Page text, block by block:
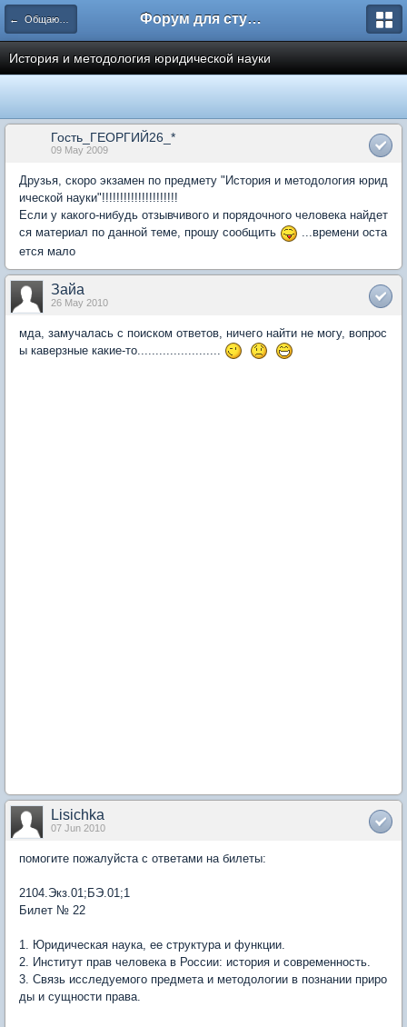
← Общаются юристы Форум для студента СГА
История и методология юридической науки
Гость_ГЕОРГИЙ26_*
09 May 2009
Друзья, скоро экзамен по предмету "История и методология юрид
ической науки"!!!!!!!!!!!!!!!!!!!!!
Если у какого-нибудь отзывчивого и порядочного человека найдет
ся материал по данной теме, прошу сообщить
...времени оста
ется мало
Зайа
26 May 2010
мда, замучалась с поиском ответов, ничего найти не могу, вопрос
ы каверзные какие-то.......................
Lisichka
07 Jun 2010
помогите пожалуйста с ответами на билеты:
2104.Экз.01;БЭ.01;1
Билет № 22
1. Юридическая наука, ее структура и функции.
2. Институт прав человека в России: история и современность.
3. Связь исследуемого предмета и методологии в познании приро
ды и сущности права.